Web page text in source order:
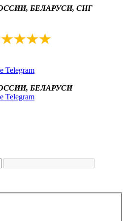
БЕЛАРУСИ, СНГ
Telegram
БЕЛАРУСИ
Telegram